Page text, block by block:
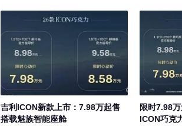
吉利ICON新款上市：7.98万起售
搭载魅族智能座舱
限时7.98
ICON巧克